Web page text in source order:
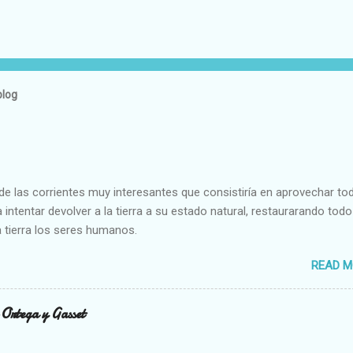
las corrientes muy interesantes que consistiría en aprovechar
devolver a la tierra a su estado natural, restaurarando
los seres humanos.
READ
y Gasset